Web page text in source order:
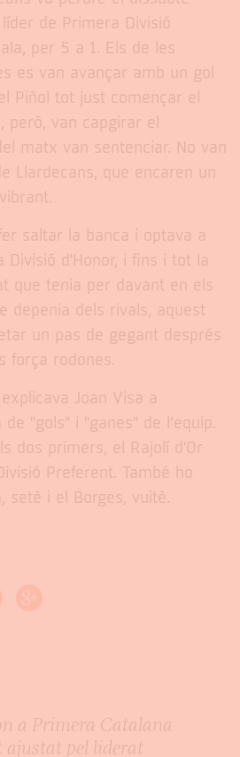
de Primera Divisió
per 5 a 1. Els de les
es van avançar amb un gol
Piñol tot just començar el
però, van capgirar el
matx van sentenciar. No van
Llardecans, que encaren un
saltar la banca i optava a
Divisió d'Honor, i fins i tot la
que tenia per davant en els
depenia dels rivals, aquest
un pas de gegant després
força rodones.
Joan Visa a
de "gols" i "ganes" de l’equip.
dos primers, el Rajolí d'Or
Preferent. També ho
setè i el Borges, vuitè.
a Primera Catalana
pel liderat